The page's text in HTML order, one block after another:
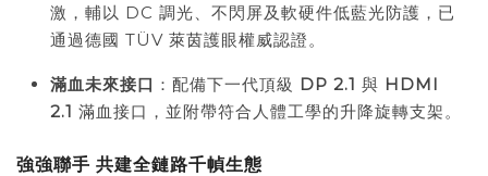
激，輔以 DC 調光、不閃屏及軟硬件低藍光防護，已
通過德國 TÜV 萊茵護眼權威認證。
滿血未來接口 ：配備下一代頂級 DP 2.1 與 HDMI
2.1 滿血接口，並附帶符合人體工學的升降旋轉支架。
強強聯手 共建全鏈路千幀生態